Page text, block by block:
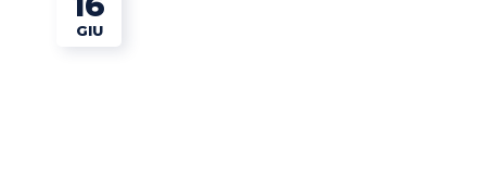
GIU